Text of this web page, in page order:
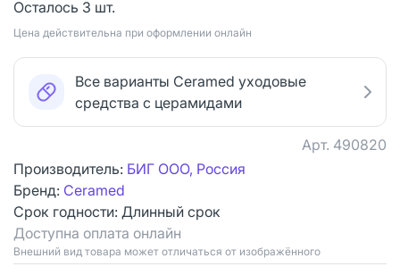
Осталось 3 шт.
Цена действительна при оформлении онлайн
Все варианты Ceramed уходовые
средства с церамидами
Арт. 490820
Производитель: БИГ ООО, Россия
Бренд: Ceramed
Срок годности: Длинный срок
Доступна оплата онлайн
Bнешний вид товара может отличаться от изображённого